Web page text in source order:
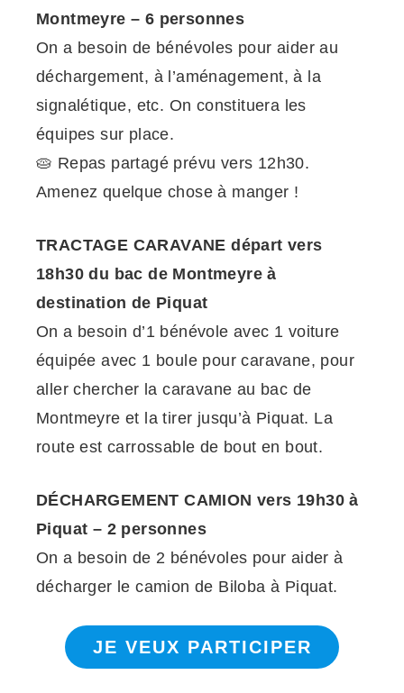
Montmeyre – 6 personnes
On a besoin de bénévoles pour aider au
déchargement, à l’aménagement, à la
signalétique, etc. On constituera les
équipes sur place.
🥧 Repas partagé prévu vers 12h30.
Amenez quelque chose à manger !
TRACTAGE CARAVANE départ vers
18h30 du bac de Montmeyre à
destination de Piquat
On a besoin d’1 bénévole avec 1 voiture
équipée avec 1 boule pour caravane, pour
aller chercher la caravane au bac de
Montmeyre et la tirer jusqu’à Piquat. La
route est carrossable de bout en bout.
DÉCHARGEMENT CAMION vers 19h30 à
Piquat – 2 personnes
On a besoin de 2 bénévoles pour aider à
décharger le camion de Biloba à Piquat.
JE VEUX PARTICIPER